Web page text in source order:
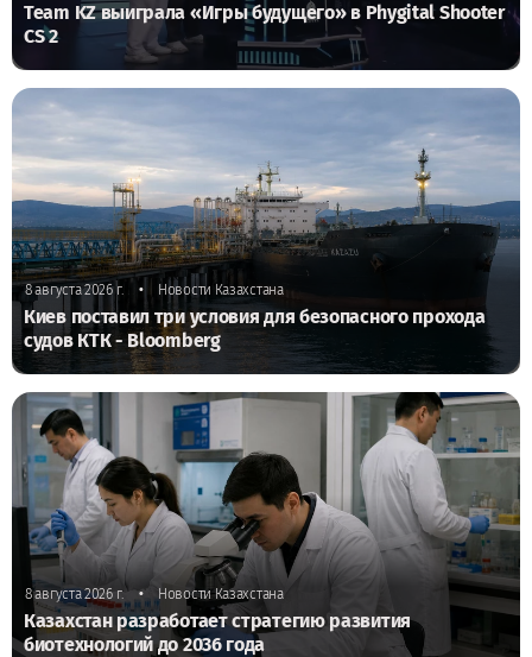
Team KZ выиграла «Игры будущего» в Phygital Shooter
CS 2
8 августа 2026 г. • Новости Казахстана
Киев поставил три условия для безопасного прохода
судов КТК - Bloomberg
8 августа 2026 г. • Новости Казахстана
Казахстан разработает стратегию развития
биотехнологий до 2036 года